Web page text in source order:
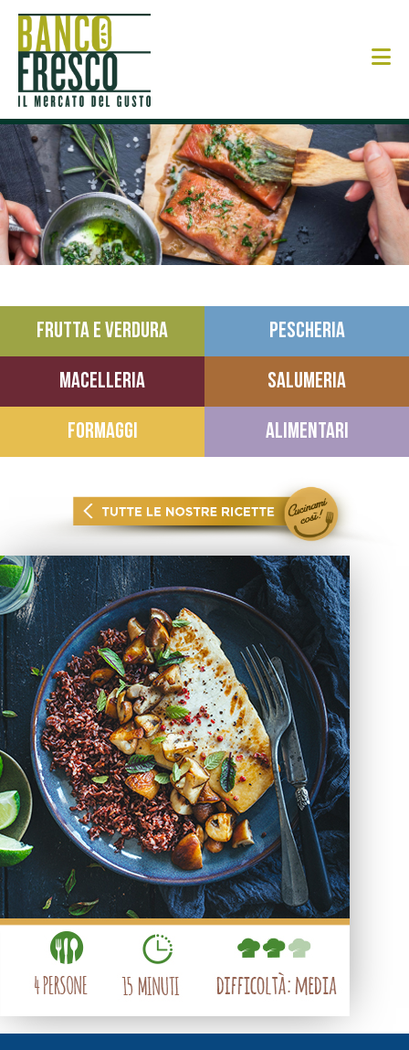
FRUTTA E VERDURA PESCHERIA
MACELLERIA SALUMERIA
FORMAGGI ALIMENTARI